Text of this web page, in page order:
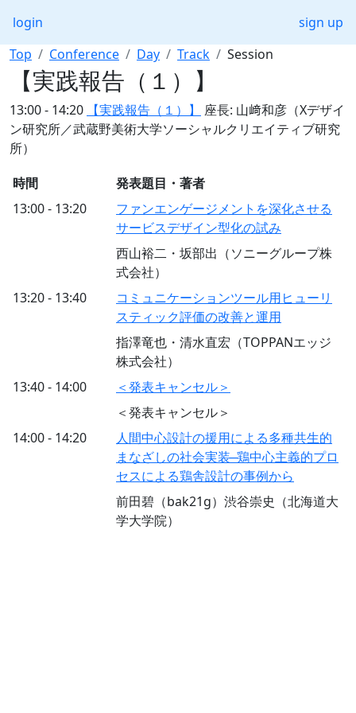
login
sign up
Top
Conference Day Track Session
【実践報告（１）】
13:00 - 14:20 【実践報告（１）】
座長: 山﨑和彦（Xデザイ
ン研究所／武蔵野美術大学ソーシャルクリエイティブ研究
所）
時間
発表題目・著者
13:00 - 13:20
ファンエンゲージメントを深化させる
サービスデザイン型化の試み
西山裕二・坂部出（ソニーグループ株
式会社）
13:20 - 13:40
コミュニケーションツール用ヒューリ
スティック評価の改善と運用
指澤竜也・清水直宏（TOPPANエッジ
株式会社）
13:40 - 14:00
＜発表キャンセル＞
＜発表キャンセル＞
14:00 - 14:20
⼈間中⼼設計の援⽤による多種共⽣的
まなざしの社会実装 ̶ 鶏中⼼主義的プロ
セスによる鶏舎設計の事例から
前田碧（bak21g）渋谷崇史（北海道大
学大学院）